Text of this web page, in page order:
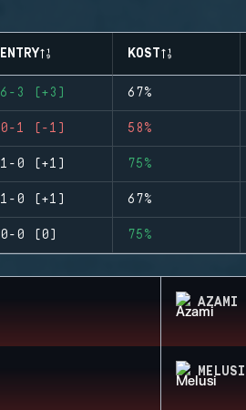
ENTRY KOST
6-3 (+3) 67%
0-1 (-1) 58%
1-0 (+1) 75%
1-0 (+1) 67%
0-0 (0) 75%
AZAMI
MELUSI